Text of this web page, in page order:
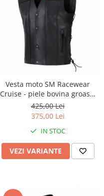
Vesta moto SM Racewear
Cruise - piele bovina groasa,
sistem de inchidere cu capse,
reglaje laterale si buzunar
interior
425,00 Lei
375,00 Lei
IN STOC
VEZI VARIANTE